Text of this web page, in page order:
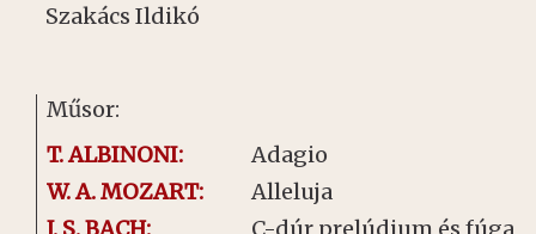
Szakács Ildikó
Műsor:
T. ALBINONI:
Adagio
W. A. MOZART:
Alleluja